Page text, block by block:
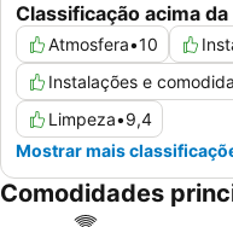
Classificação acima
Atmosfera•10
Instalações e
Limpeza•9,4
Mostrar mais
Comodidades